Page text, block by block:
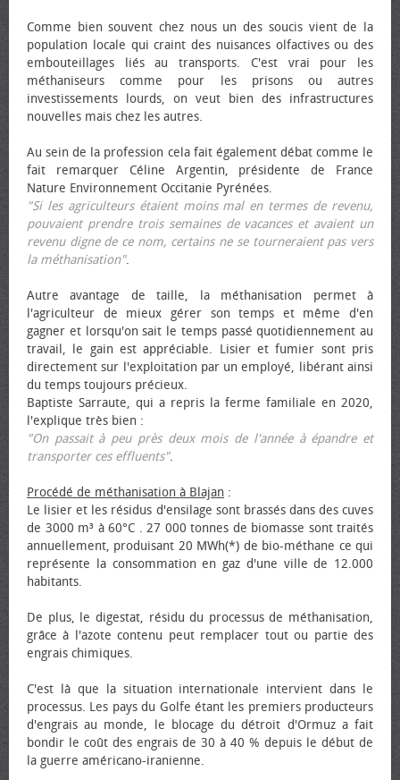
Comme bien souvent chez nous un des soucis vient de la
population locale qui craint des nuisances olfactives ou des
embouteillages liés au transports. C'est vrai pour les
méthaniseurs comme pour les prisons ou autres
investissements lourds, on veut bien des infrastructures
nouvelles mais chez les autres.
Au sein de la profession cela fait également débat comme le
fait remarquer Céline Argentin, présidente de France
Nature Environnement Occitanie Pyrénées.
"Si les agriculteurs étaient moins mal en termes de revenu,
pouvaient prendre trois semaines de vacances et avaient un
revenu digne de ce nom, certains ne se tourneraient pas vers
la méthanisation".
Autre avantage de taille, la méthanisation permet à
l'agriculteur de mieux gérer son temps et même d'en
gagner et lorsqu'on sait le temps passé quotidiennement au
travail, le gain est appréciable. Lisier et fumier sont pris
directement sur l'exploitation par un employé, libérant ainsi
du temps toujours précieux.
Baptiste Sarraute, qui a repris la ferme familiale en 2020,
l'explique très bien :
"On passait à peu près deux mois de l'année à épandre et
transporter ces effluents".
Procédé de méthanisation à Blajan :
Le lisier et les résidus d'ensilage sont brassés dans des cuves
de 3000 m³ à 60°C . 27 000 tonnes de biomasse sont traités
annuellement, produisant 20 MWh(*) de bio-méthane ce qui
représente la consommation en gaz d'une ville de 12.000
habitants.
De plus, le digestat, résidu du processus de méthanisation,
grâce à l'azote contenu peut remplacer tout ou partie des
engrais chimiques.
C'est là que la situation internationale intervient dans le
processus. Les pays du Golfe étant les premiers producteurs
d'engrais au monde, le blocage du détroit d'Ormuz a fait
bondir le coût des engrais de 30 à 40 % depuis le début de
la guerre américano-iranienne.